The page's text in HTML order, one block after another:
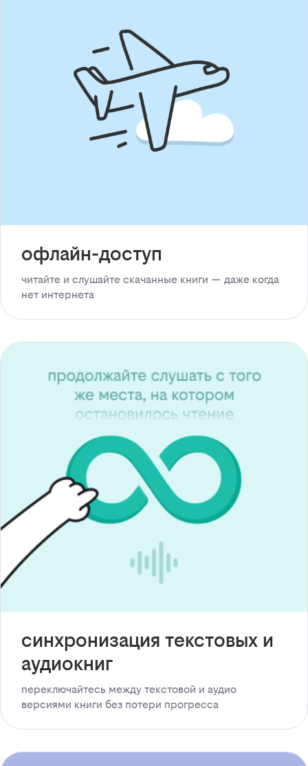
офлайн-доступ
читайте и слушайте скачанные книги — даже когда
нет интернета
синхронизация текстовых и
аудиокниг
переключайтесь между текстовой и аудио
версиями книги без потери прогресса